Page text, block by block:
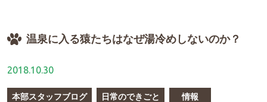
温泉に入る猿たちはなぜ湯冷めしないのか？
2018.10.30
本部スタッフブログ 日常のできごと 情報